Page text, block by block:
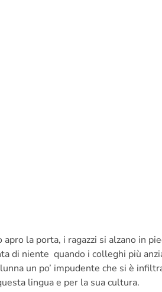
apro la porta, i ragazzi si alzano in
di niente quando i colleghi più
un po’ impudente che si è
lingua e per la sua cultura.